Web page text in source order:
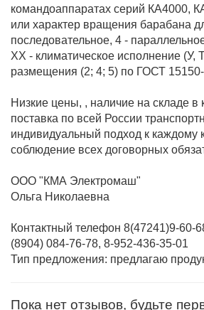
командоаппаратах серий КА4000,
или характер вращения барабана
последовательное, 4 -
ХХ - климатическое исполнение (У,
размещения (2; 4; 5) по ГОСТ
Низкие цены, , наличие на складе в
поставка по всей России
индивидуальный подход к каждому
соблюдение всех договорных
ООО "КМА Электромаш"
Ольга Николаевна
Контактный телефон 8(47241)9-60-
(8904) 084-76-78, 8-952-436-35-01
Тип предложения: предлагаю
Пока нет отзывов, будьте